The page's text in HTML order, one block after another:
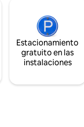
Estacionamiento
gratuito en las
instalaciones